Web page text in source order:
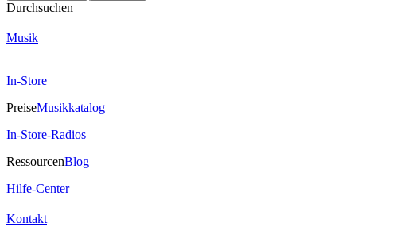
Durchsuchen
Musik
In-Store
PreiseMusikkatalog
In-Store-Radios
RessourcenBlog
Hilfe-Center
Kontakt